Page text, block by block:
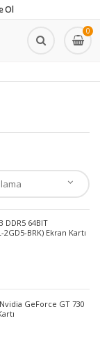
Ol
0
DDR5 64BIT
BRK) Ekran Kartı
GeForce GT 730